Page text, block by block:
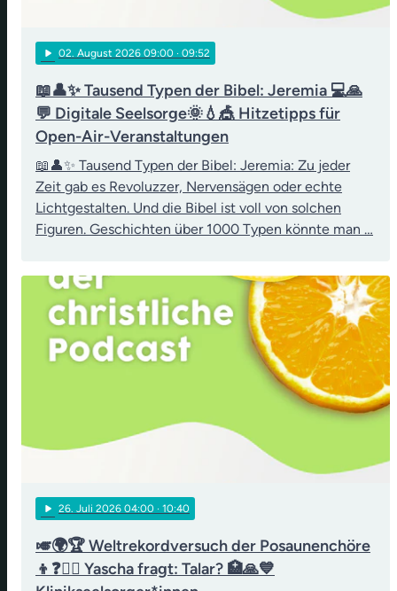
play_arrow 02. August 2026 09:00 · 09:52
📖👤✨ Tausend Typen der Bibel: Jeremia 💻🙏
💬 Digitale Seelsorge🌞💧🎪 Hitzetipps für
Open-Air-Veranstaltungen
📖👤✨ Tausend Typen der Bibel: Jeremia: Zu jeder
Zeit gab es Revoluzzer, Nervensägen oder echte
Lichtgestalten. Und die Bibel ist voll von solchen
Figuren. Geschichten über 1000 Typen könnte man …
play_arrow 26. Juli 2026 04:00 · 10:40
🎺🌍🏆 Weltrekordversuch der Posaunenchöre
👦❓👨‍⚖️ Yascha fragt: Talar? 🏥🙏💙